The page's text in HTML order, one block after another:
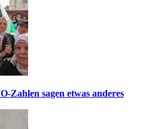
Zahlen sagen etwas anderes